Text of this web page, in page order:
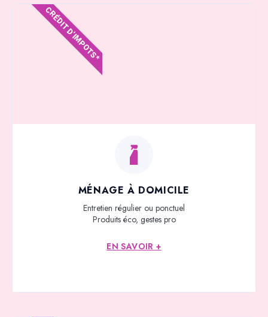
MÉNAGE À DOMICILE
Entretien régulier ou ponctuel
Produits éco, gestes pro
EN SAVOIR +
CRÉDIT D'IMPOTS*